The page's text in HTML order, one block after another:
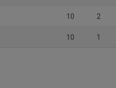
10 2
10 1